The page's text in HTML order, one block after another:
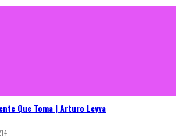
Que Toma | Arturo Leyva